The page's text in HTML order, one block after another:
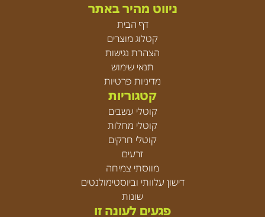
ניווט מהיר באתר
דף הבית
קטלוג מוצרים
הצהרת נגישות
תנאי שימוש
מדיניות פרטיות
קטגוריות
קוטלי עשבים
קוטלי מחלות
קוטלי חרקים
זרעים
מווסתי צמיחה
דישון עלוותי וביוסטימולנטים
שונות
פגעים לעונה זו